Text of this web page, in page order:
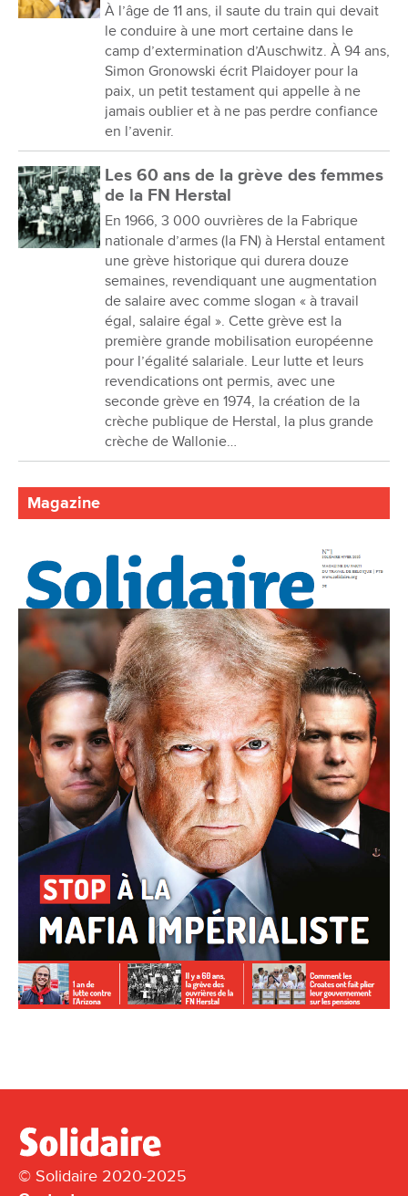
À l’âge de 11 ans, il saute du train qui devait
le conduire à une mort certaine dans le
camp d’extermination d’Auschwitz. À 94 ans,
Simon Gronowski écrit Plaidoyer pour la
paix, un petit testament qui appelle à ne
jamais oublier et à ne pas perdre confiance
en l’avenir.
Les 60 ans de la grève des femmes
de la FN Herstal
En 1966, 3 000 ouvrières de la Fabrique
nationale d’armes (la FN) à Herstal entament
une grève historique qui durera douze
semaines, revendiquant une augmentation
de salaire avec comme slogan « à travail
égal, salaire égal ». Cette grève est la
première grande mobilisation européenne
pour l’égalité salariale. Leur lutte et leurs
revendications ont permis, avec une
seconde grève en 1974, la création de la
crèche publique de Herstal, la plus grande
crèche de Wallonie…
Magazine
© Solidaire 2020-2025